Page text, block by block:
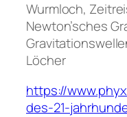
Wurmloch,
Newton’sches
Löcher
https://
des-21-